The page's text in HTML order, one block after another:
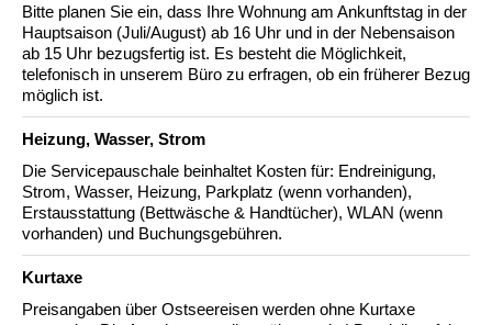
Bitte planen Sie ein, dass Ihre Wohnung am Ankunftstag in der
Hauptsaison (Juli/August) ab 16 Uhr und in der Nebensaison
ab 15 Uhr bezugsfertig ist. Es besteht die Möglichkeit,
telefonisch in unserem Büro zu erfragen, ob ein früherer Bezug
möglich ist.
Heizung, Wasser, Strom
Die Servicepauschale beinhaltet Kosten für: Endreinigung,
Strom, Wasser, Heizung, Parkplatz (wenn vorhanden),
Erstausstattung (Bettwäsche & Handtücher), WLAN (wenn
vorhanden) und Buchungsgebühren.
Kurtaxe
Preisangaben über Ostseereisen werden ohne Kurtaxe